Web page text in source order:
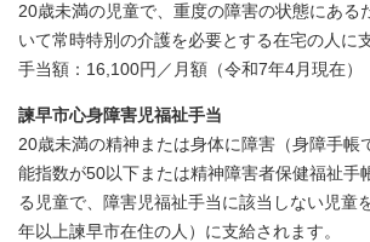
20歳未満の児童で、重度の障害の状態にある
いて常時特別の介護を必要とする在宅の人に
手当額：16,100円／月額（令和7年4月現在）
諫早市心身障害児福祉手当
20歳未満の精神または身体に障害（身障手帳
能指数が50以下または精神障害者保健福祉手
る児童で、障害児福祉手当に該当しない児童
年以上諫早市在住の人）に支給されます。